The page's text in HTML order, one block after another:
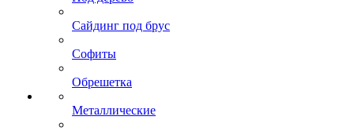
Сайдинг под брус
Софиты
Обрешетка
Металлические